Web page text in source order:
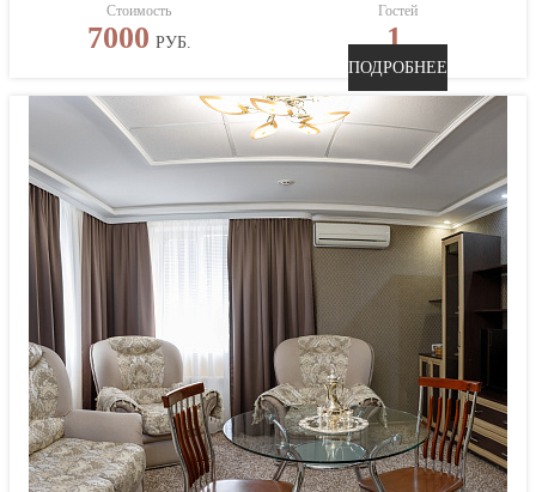
Стоимость
7000 РУБ.
Гостей
1
ПОДРОБНЕЕ